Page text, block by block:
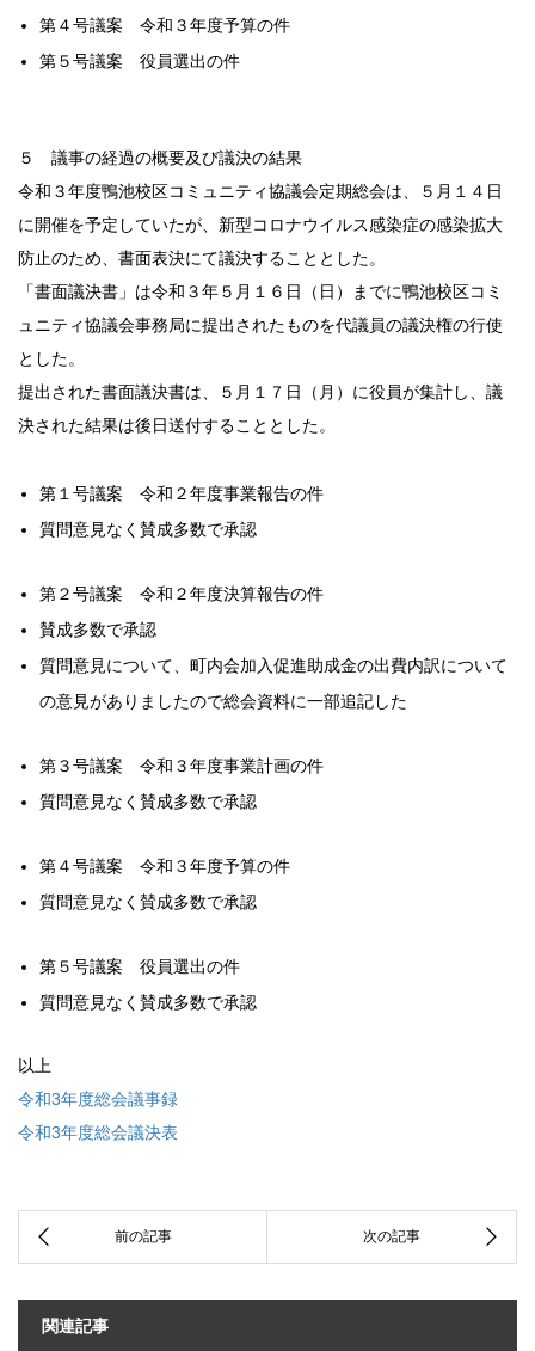
第４号議案 令和３年度予算の件
第５号議案 役員選出の件
５ 議事の経過の概要及び議決の結果
令和３年度鴨池校区コミュニティ協議会定期総会は、５月１４日
に開催を予定していたが、新型コロナウイルス感染症の感染拡大
防止のため、書面表決にて議決することとした。
「書面議決書」は令和３年５月１６日（日）までに鴨池校区コミ
ュニティ協議会事務局に提出されたものを代議員の議決権の行使
とした。
提出された書面議決書は、５月１７日（月）に役員が集計し、議
決された結果は後日送付することとした。
第１号議案 令和２年度事業報告の件
質問意見なく賛成多数で承認
第２号議案 令和２年度決算報告の件
賛成多数で承認
質問意見について、町内会加入促進助成金の出費内訳について
の意見がありましたので総会資料に一部追記した
第３号議案 令和３年度事業計画の件
質問意見なく賛成多数で承認
第４号議案 令和３年度予算の件
質問意見なく賛成多数で承認
第５号議案 役員選出の件
質問意見なく賛成多数で承認
以上
令和3年度総会議事録
令和3年度総会議決表
関連記事